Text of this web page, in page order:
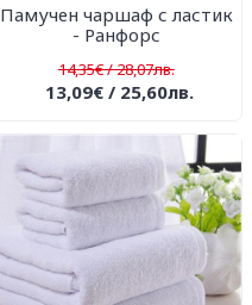
Памучен чаршаф с ластик
- Ранфорс
14,35€ / 28,07лв.
13,09€ / 25,60лв.